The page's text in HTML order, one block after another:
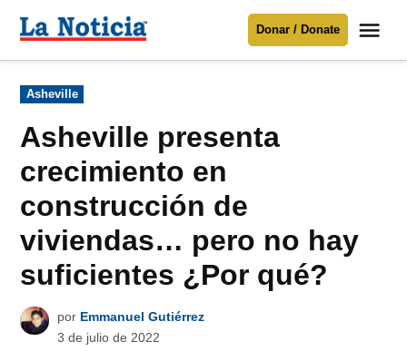
Para mantenerte informado necesitamos
Donar
contenido
Noticia
Donar / Donate
Publicado
en
Asheville
Asheville presenta
crecimiento en
construcción de
viviendas… pero no hay
suficientes ¿Por qué?
por Emmanuel Gutiérrez
3 de julio de 2022